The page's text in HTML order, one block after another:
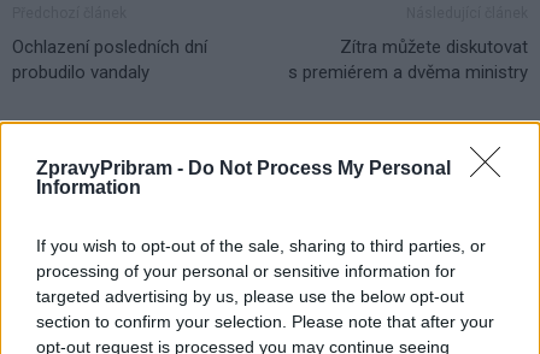
ZpravyPribram - Do Not Process My Personal
Information
If you wish to opt-out of the sale, sharing to third parties, or
processing of your personal or sensitive information for
targeted advertising by us, please use the below opt-out
section to confirm your selection. Please note that after your
opt-out request is processed you may continue seeing
Ochlazení posledních dní
probudilo vandaly
Zítra můžete diskutovat
s premiérem a dvěma ministry
SOUVISEJÍCÍ ČLÁNKY
VÍCE OD AUTORA
Kultura
Dnes se v Příbrami otevře výstava
Rovnováha života. Vernisáž nabídne
i hudební a básnický program